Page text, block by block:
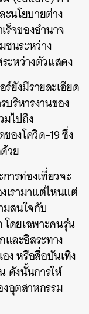
นโยบายต่าง
ร็จของอำนาจ
นระหว่าง
ะหว่างตัวแสดง
ยังมีรายละเอียด
ริหารงานของ
มไปถึง
องโควิด-19 ซึ่ง
วย
ารท่องเที่ยวจะ
เรามาแต่ไหนแต่
สนใจกับ
โดยเฉพาะคนรุ่น
ละอิสระทาง
หรือสื่อบันเทิง
ดังนั้นการให้
อุตสาหกรรม
EMAIL